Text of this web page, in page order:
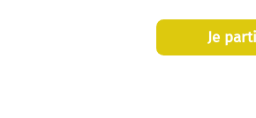
Je